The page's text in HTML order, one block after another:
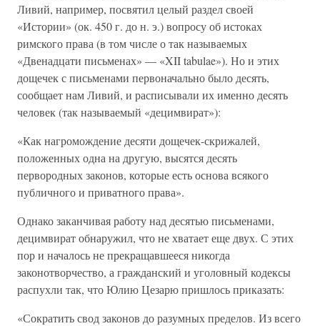
Ливий, например, посвятил целый раздел своей
«Истории» (ок. 450 г. до н. э.) вопросу об истоках
римского права (в том числе о так называемых
«Двенадцати письменах» — «XII tabulae»). Но и этих
дощечек с письменами первоначально было десять,
сообщает нам Ливий, и расписывали их именно десять
человек (так называемый «децимвират»):
«Как нагромождение десяти дощечек-скрижалей,
положенных одна на другую, высятся десять
первородных законов, которые есть основа всякого
публичного и приватного права».
Однако заканчивая работу над десятью письменами,
децимвират обнаружил, что не хватает еще двух. С этих
пор и началось не прекращавшееся никогда
законотворчество, а гражданский и уголовный кодексы
распухли так, что Юлию Цезарю пришлось приказать:
«Сократить свод законов до разумных пределов. Из всего